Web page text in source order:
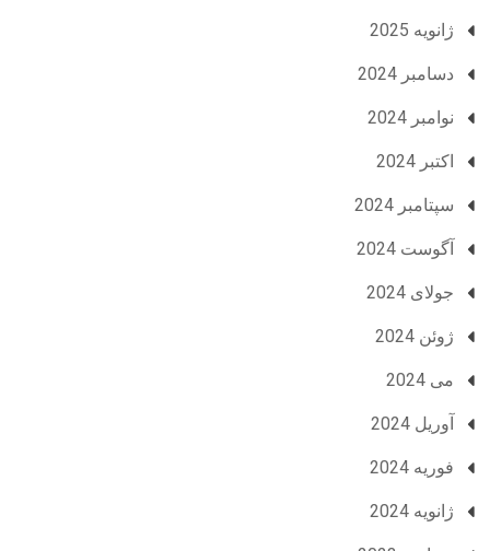
ژانویه 2025
دسامبر 2024
نوامبر 2024
اکتبر 2024
سپتامبر 2024
آگوست 2024
جولای 2024
ژوئن 2024
می 2024
آوریل 2024
فوریه 2024
ژانویه 2024